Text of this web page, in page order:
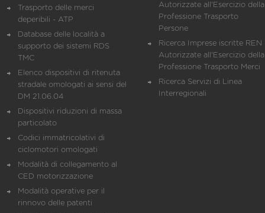
Trasporto delle merci
deperibili - ATP
Database delle località a
supporto dei sistemi RDS
TMC
Elenco dispositivi di ritenuta
stradale omologati ai sensi del
DM 21.06.04
Dispositivi riduzioni di massa
particolato
Codici immatricolativi di
ciclomotori omologati
Modalità di collegamento al
CED motorizzazione
Modalità operative per il
rinnovo delle patenti
Autorizzate all'Esercizio della
Professione Trasporto
Persone
Ricerca Imprese iscritte REN
Autorizzate all'Esercizio della
Professione Trasporto Merci
Ricerca Servizi di Linea
Interregionali